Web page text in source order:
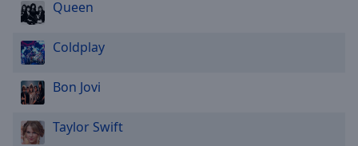
Background
Color
Font
Size
Queen
Coldplay
Bon Jovi
Taylor Swift